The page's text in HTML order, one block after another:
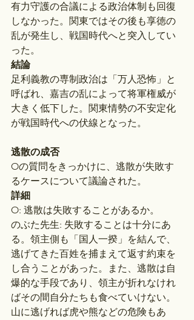
有力守護の合議による政治体制も回復
しなかった。関東ではその後も享徳の
乱が発生し、戦国時代へと突入してい
った。
結論
足利義教の専制政治は「万人恐怖」と
呼ばれ、嘉吉の乱によって将軍権威が
大きく低下した。関東情勢の不安定化
が戦国時代への伏線となった。
逃散の成否
Oの質問をきっかけに、逃散が失敗す
るケースについて議論された。
詳細
O: 逃散は失敗することがあるか。
のぶた先生: 失敗することは十分にあ
る。領主側も「国人一揆」を結んで、
逃げてきた百姓を捕まえて返す約束を
し合うことがあった。また、逃散は自
爆的な手段であり、領主が折れなけれ
ばその間自分たちも食べていけない。
山に逃げれば虎や熊などの危険もあ